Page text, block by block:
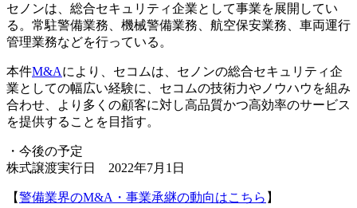
セノンは、総合セキュリティ企業として事業を展開してい
る。常駐警備業務、機械警備業務、航空保安業務、車両運行
管理業務などを行っている。
本件M&Aにより、セコムは、セノンの総合セキュリティ企
業としての幅広い経験に、セコムの技術力やノウハウを組み
合わせ、より多くの顧客に対し高品質かつ高効率のサービス
を提供することを目指す。
・今後の予定
株式譲渡実行日 2022年7月1日
【警備業界のM&A・事業承継の動向はこちら 】